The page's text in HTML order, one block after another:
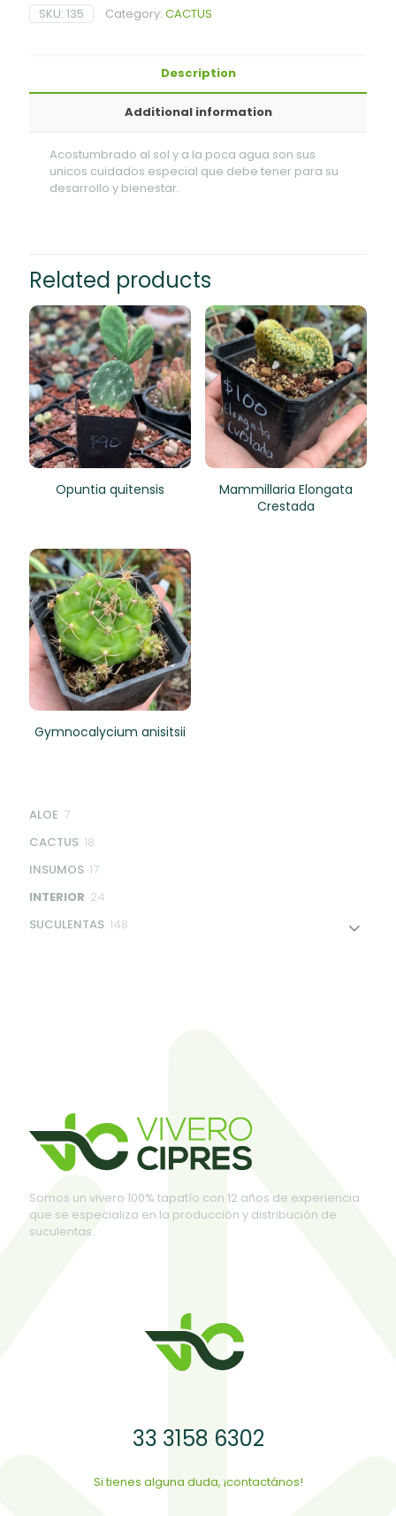
SKU: 135 Category: CACTUS
Description
Additional information
Acostumbrado al sol y a la poca agua son sus
unicos cuidados especial que debe tener para su
desarrollo y bienestar.
Related products
Opuntia quitensis
Mammillaria Elongata
Crestada
Gymnocalycium anisitsii
ALOE 77
CACTUS 18
INSUMOS 1717
INTERIOR 24
SUCULENTAS 148
Somos un vivero 100% tapatío con 12 años de experiencia
que se especializa en la producción y distribución de
suculentas.
33 3158 6302
Si tienes alguna duda, ¡contactános!